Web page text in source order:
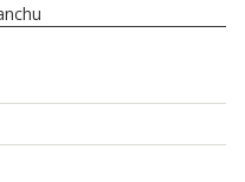
Cerrajería Juanchu